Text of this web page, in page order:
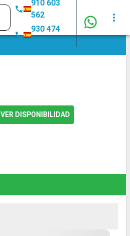
910 603
562
930 474
VER DISPONIBILIDAD